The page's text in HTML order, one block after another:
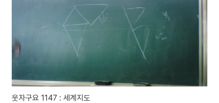
웃자구요 1147 : 세계지도